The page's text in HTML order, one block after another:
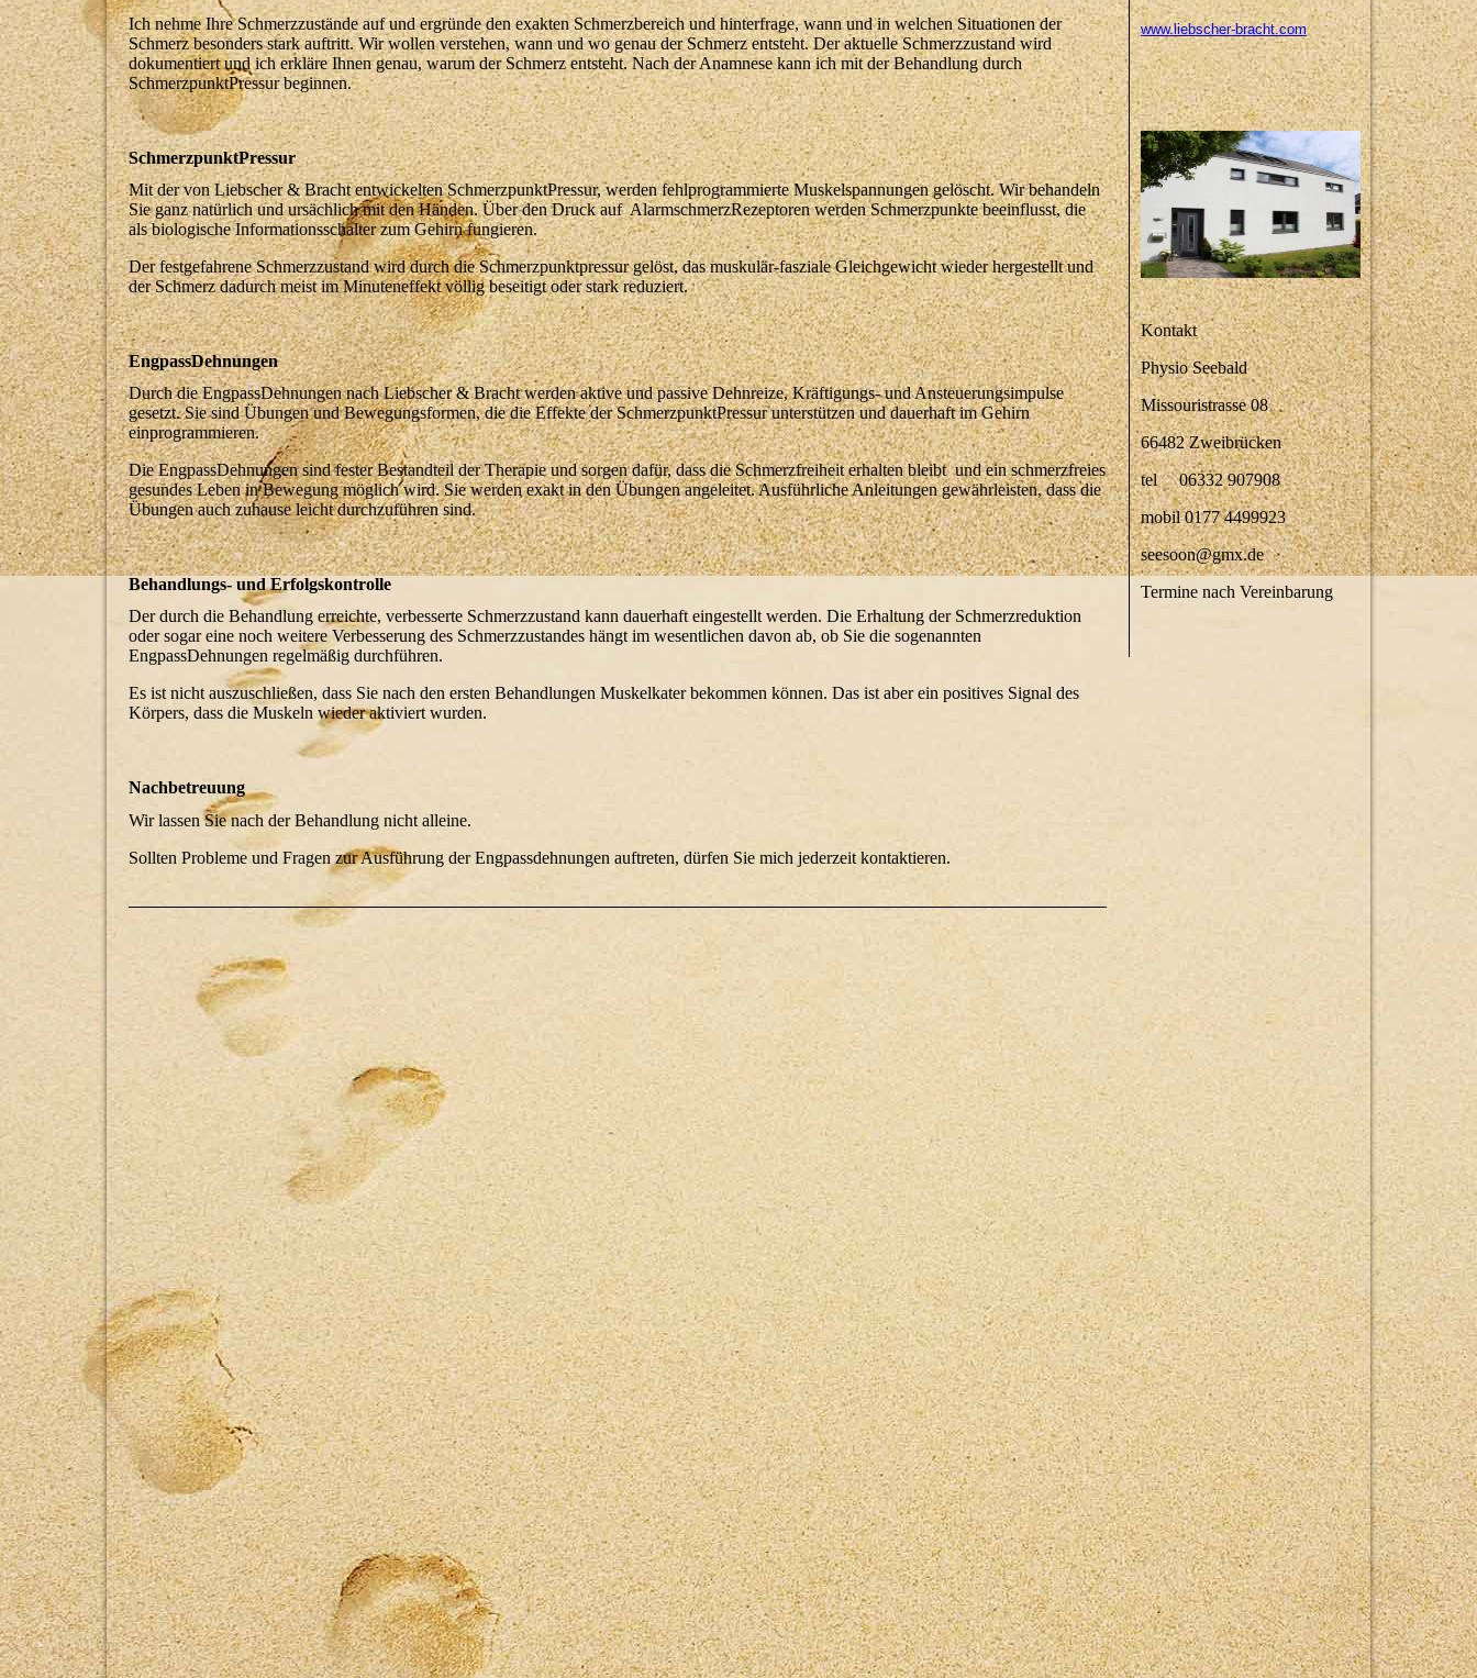
Ich nehme Ihre Schmerzzustände auf und ergründe den exakten Schmerzbereich und hinterfrage, wann und in welchen Situationen der
Schmerz besonders stark auftritt. Wir wollen verstehen, wann und wo genau der Schmerz entsteht. Der aktuelle Schmerzzustand wird
dokumentiert und ich erkläre Ihnen genau, warum der Schmerz entsteht. Nach der Anamnese kann ich mit der Behandlung durch
SchmerzpunktPressur beginnen.
SchmerzpunktPressur
Mit der von Liebscher & Bracht entwickelten SchmerzpunktPressur, werden fehlprogrammierte Muskelspannungen gelöscht. Wir behandeln
Sie ganz natürlich und ursächlich mit den Händen. Über den Druck auf AlarmschmerzRezeptoren werden Schmerzpunkte beeinflusst, die
als biologische Informationsschalter zum Gehirn fungieren.
Der festgefahrene Schmerzzustand wird durch die Schmerzpunktpressur gelöst, das muskulär-fasziale Gleichgewicht wieder hergestellt und
der Schmerz dadurch meist im Minuteneffekt völlig beseitigt oder stark reduziert.
EngpassDehnungen
Durch die EngpassDehnungen nach Liebscher & Bracht werden aktive und passive Dehnreize, Kräftigungs- und Ansteuerungsimpulse
gesetzt. Sie sind Übungen und Bewegungsformen, die die Effekte der SchmerzpunktPressur unterstützen und dauerhaft im Gehirn
einprogrammieren.
Die EngpassDehnungen sind fester Bestandteil der Therapie und sorgen dafür, dass die Schmerzfreiheit erhalten bleibt und ein schmerzfreies
gesundes Leben in Bewegung möglich wird. Sie werden exakt in den Übungen angeleitet. Ausführliche Anleitungen gewährleisten, dass die
Übungen auch zuhause leicht durchzuführen sind.
Behandlungs- und Erfolgskontrolle
Der durch die Behandlung erreichte, verbesserte Schmerzzustand kann dauerhaft eingestellt werden. Die Erhaltung der Schmerzreduktion
oder sogar eine noch weitere Verbesserung des Schmerzzustandes hängt im wesentlichen davon ab, ob Sie die sogenannten
EngpassDehnungen regelmäßig durchführen.
Es ist nicht auszuschließen, dass Sie nach den ersten Behandlungen Muskelkater bekommen können. Das ist aber ein positives Signal des
Körpers, dass die Muskeln wieder aktiviert wurden.
Nachbetreuung
Wir lassen Sie nach der Behandlung nicht alleine.
Sollten Probleme und Fragen zur Ausführung der Engpassdehnungen auftreten, dürfen Sie mich jederzeit kontaktieren.
www.liebscher-bracht.com
Kontakt
Physio Seebald
Missouristrasse 08
66482 Zweibrücken
tel 06332 907908
mobil 0177 4499923
seesoon@gmx.de
Termine nach Vereinbarung